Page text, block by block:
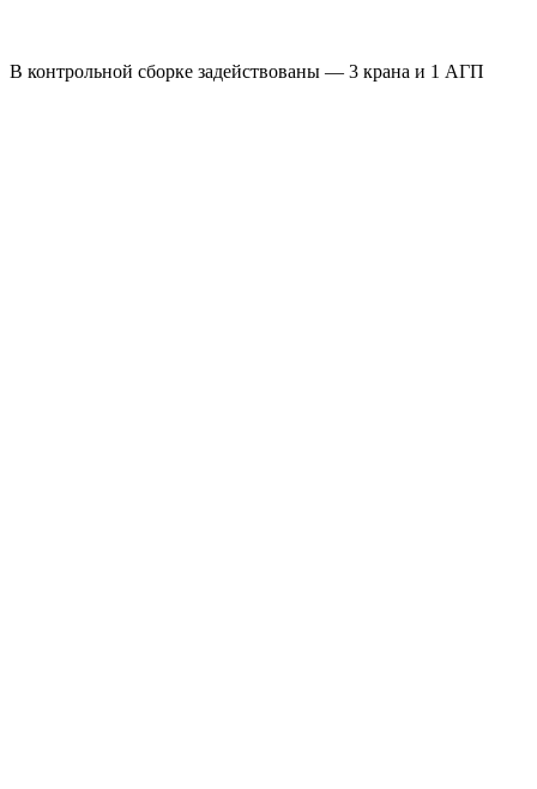
В контрольной сборке задействованы — 3 крана и 1 АГП